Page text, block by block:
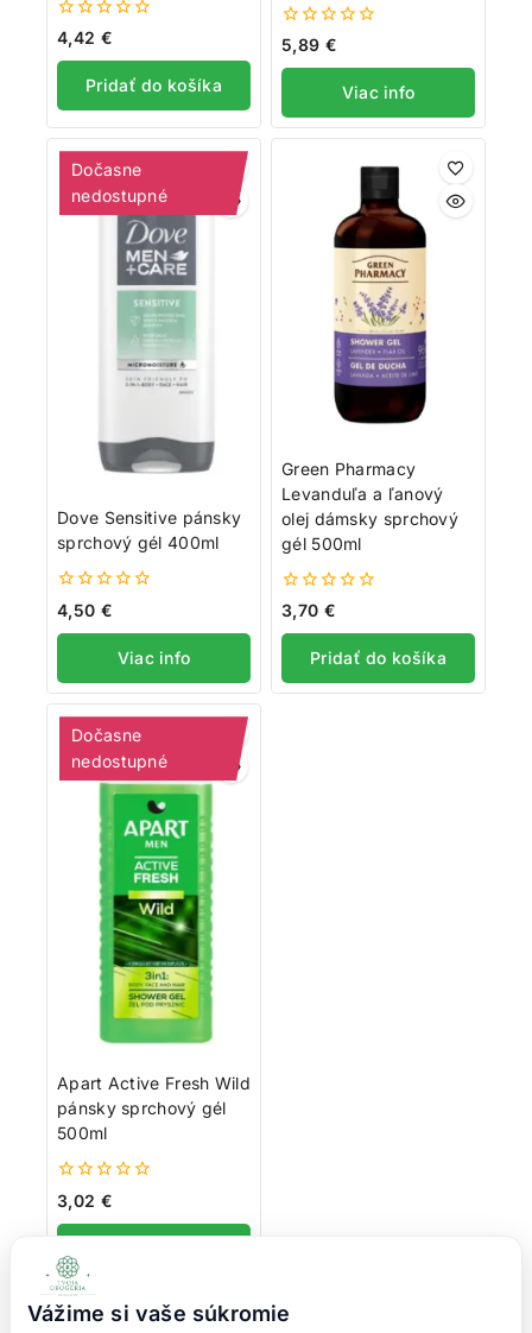
0
5
4,42 €
Pridať do košíka
0
5
5,89 €
Viac info
Dočasne
nedostupné
Dove Sensitive pánsky
sprchový gél 400ml
0
5
4,50 €
Viac info
Green Pharmacy
Levanduľa a ľanový
olej dámsky sprchový
gél 500ml
0
z
5
3,70 €
Pridať do košíka
Dočasne
nedostupné
Apart Active Fresh Wild
pánsky sprchový gél
500ml
0
z
5
3,02 €
Vážime si vaše súkromie